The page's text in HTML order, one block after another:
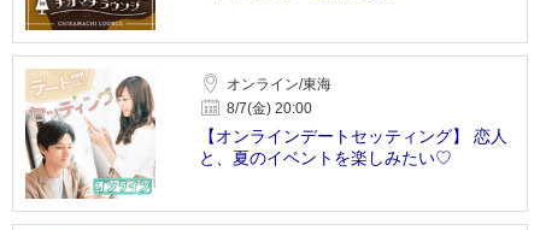
オンライン/東海
8/7(金) 20:00
【オンラインデートセッティング】 恋人
と、夏のイベントを楽しみたい♡